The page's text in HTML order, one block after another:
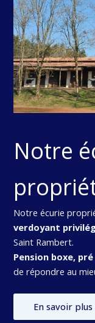
Notre
Notre écurie
verdoyant
Saint Rambert.
Pension boxe,
de répondre au
En savoir